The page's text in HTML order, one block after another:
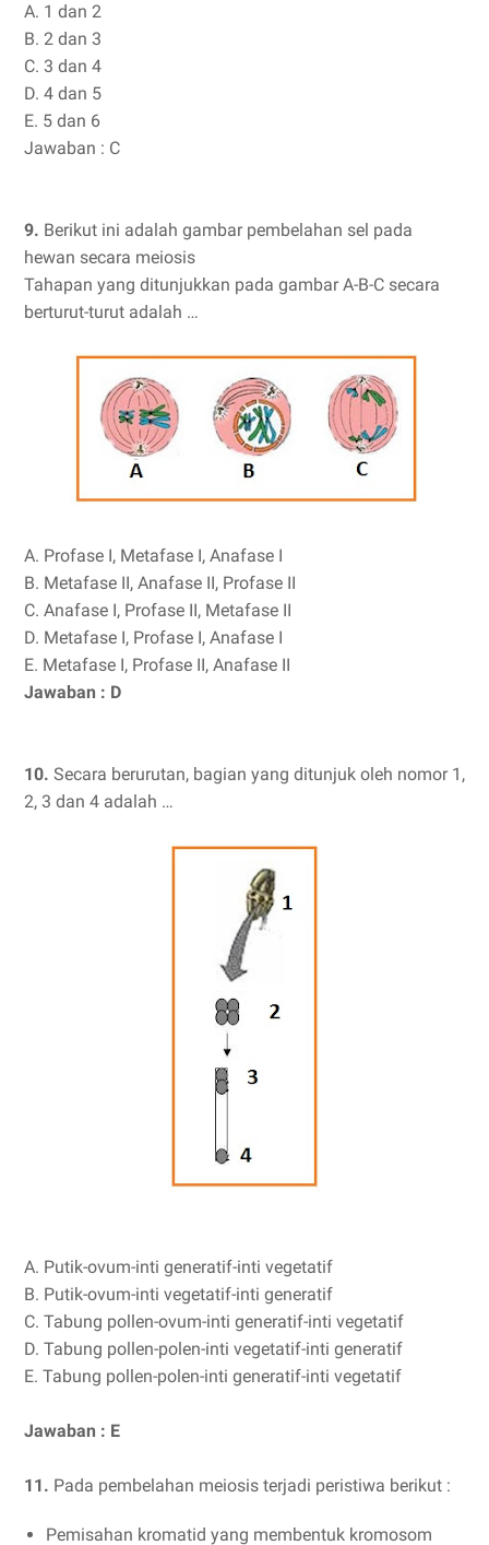
A. 1 dan 2
B. 2 dan 3
C. 3 dan 4
D. 4 dan 5
E. 5 dan 6
Jawaban : C
9. Berikut ini adalah gambar pembelahan sel pada
hewan secara meiosis
Tahapan yang ditunjukkan pada gambar A-B-C secara
berturut-turut adalah …
A. Profase I, Metafase I, Anafase I
B. Metafase II, Anafase II, Profase II
C. Anafase I, Profase II, Metafase II
D. Metafase I, Profase I, Anafase I
E. Metafase I, Profase II, Anafase II
Jawaban : D
10. Secara berurutan, bagian yang ditunjuk oleh nomor 1,
2, 3 dan 4 adalah …
A. Putik-ovum-inti generatif-inti vegetatif
B. Putik-ovum-inti vegetatif-inti generatif
C. Tabung pollen-ovum-inti generatif-inti vegetatif
D. Tabung pollen-polen-inti vegetatif-inti generatif
E. Tabung pollen-polen-inti generatif-inti vegetatif
Jawaban : E
11. Pada pembelahan meiosis terjadi peristiwa berikut :
Pemisahan kromatid yang membentuk kromosom